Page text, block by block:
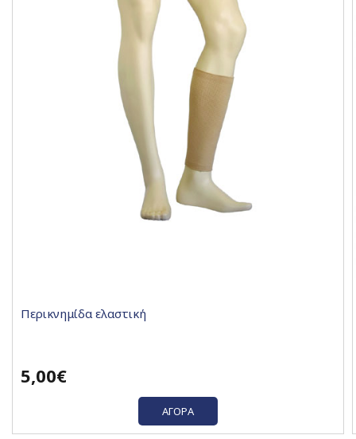
Περικνημίδα ελαστική
5,00€
ΑΓΟΡΆ